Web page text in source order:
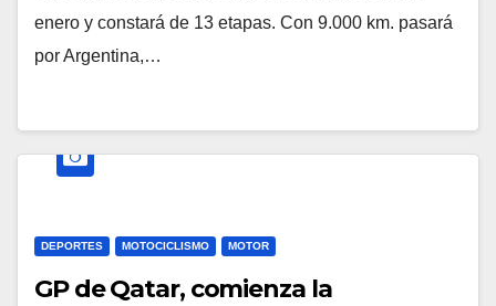
enero y constará de 13 etapas. Con 9.000 km. pasará
por Argentina,…
DEPORTES MOTOCICLISMO MOTOR
GP de Qatar, comienza la